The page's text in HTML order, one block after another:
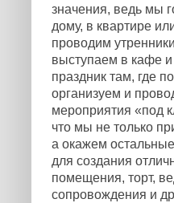
значения, ведь мы
дому, в квартире
проводим
выступаем в кафе
праздник там, где
организуем и
мероприятия «под
что мы не только
а окажем
для создания
помещения, торт,
сопровождения и